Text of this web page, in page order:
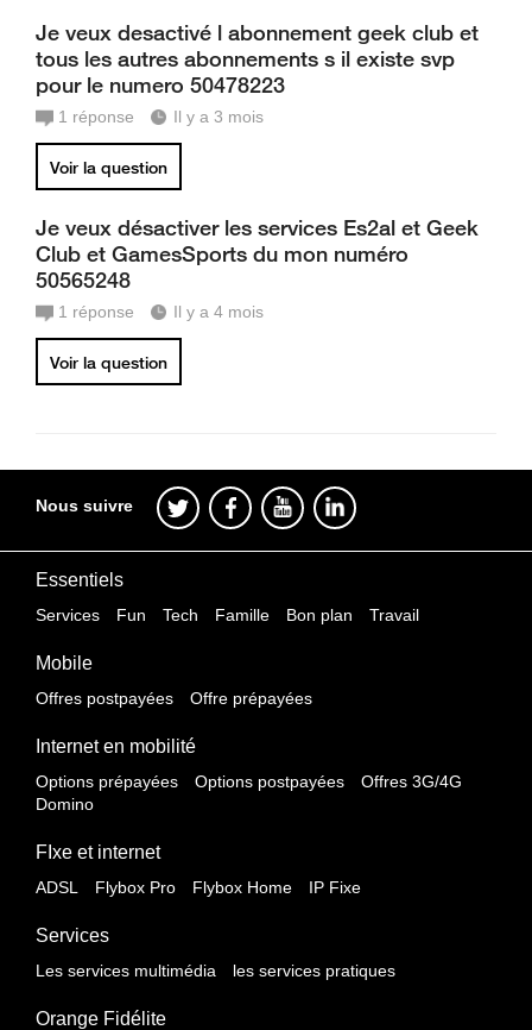
Je veux desactivé l abonnement geek club et
tous les autres abonnements s il existe svp
pour le numero 50478223
1 réponse Il y a 3 mois
Voir la question
Je veux désactiver les services Es2al et Geek
Club et GamesSports du mon numéro
50565248
1 réponse Il y a 4 mois
Voir la question
Nous suivre
Essentiels
Services Fun Tech Famille Bon plan Travail
Mobile
Offres postpayées Offre prépayées
Internet en mobilité
Options prépayées Options postpayées
Offres 3G/4G
Domino
FIxe et internet
ADSL Flybox Pro Flybox Home IP Fixe
Services
Les services multimédia les services pratiques
Orange Fidélite